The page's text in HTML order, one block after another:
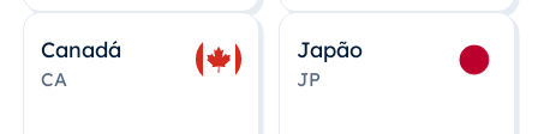
Canadá
CA
Japão
JP